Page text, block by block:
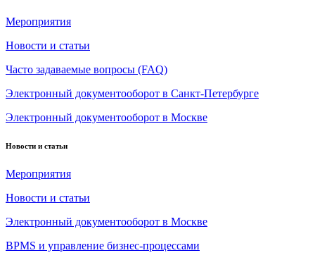
Мероприятия
Новости и статьи
Часто задаваемые вопросы (FAQ)
Электронный документооборот в Санкт-Петербурге
Электронный документооборот в Москве
Новости и статьи
Мероприятия
Новости и статьи
Электронный документооборот в Москве
BPMS и управление бизнес-процессами